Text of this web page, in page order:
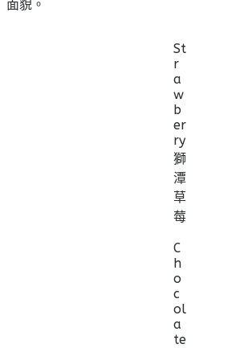
面貌。
St
r
a
w
b
er
ry
獅
潭
草
莓
C
h
o
c
ol
a
te